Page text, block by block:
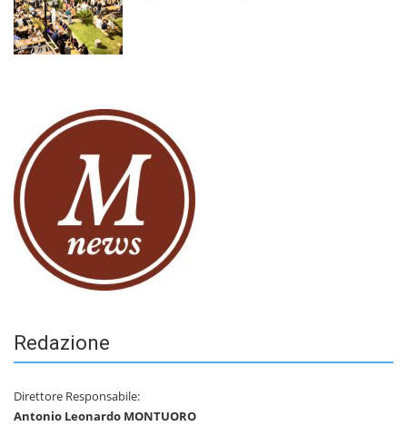
Redazione
Direttore Responsabile:
Antonio Leonardo MONTUORO